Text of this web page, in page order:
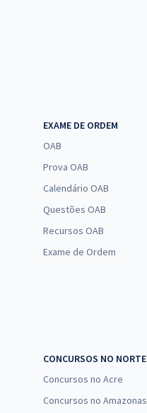
EXAME DE ORDEM
OAB
Prova OAB
Calendário OAB
Questões OAB
Recursos OAB
Exame de Ordem
CONCURSOS NO NORTE
Concursos no Acre
Concursos no Amazonas